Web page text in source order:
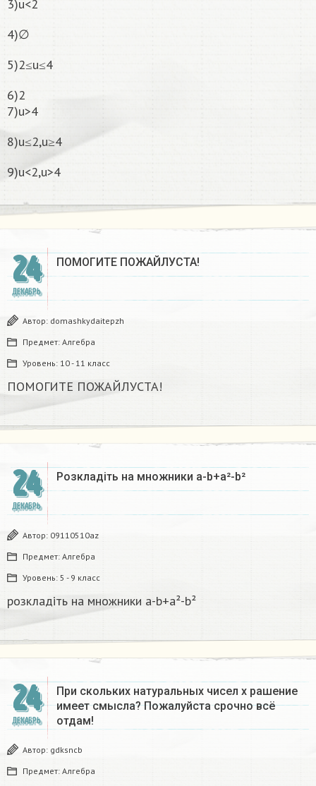
3)u<2
4)∅
5)2≤u≤4
6)2
7)u>4
8)u≤2,u≥4
9)u<2,u>4
24
ДЕКАБРЬ
ПОМОГИТЕ ПОЖАЙЛУСТА!
Автор: domashkydaitepzh
Предмет: Алгебра
Уровень: 10 - 11 класс
ПОМОГИТЕ ПОЖАЙЛУСТА!
24
ДЕКАБРЬ
Розкладіть на множники а-b+a²-b²​
Автор: 09110510az
Предмет: Алгебра
Уровень: 5 - 9 класс
розкладіть на множники а-b+a²-b²​
24
ДЕКАБРЬ
При скольких натуральных чисел х рашение
имеет смысла? Пожалуйста срочно всё
отдам!
Автор: gdksncb
Предмет: Алгебра